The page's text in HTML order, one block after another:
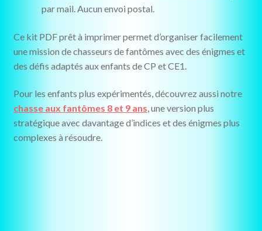
par mail. Aucun envoi postal.
Ce kit PDF prêt à imprimer permet d’organiser facilement
une mission de chasseurs de fantômes avec des énigmes et
des défis adaptés aux enfants de CP et CE1.
Pour les enfants plus expérimentés, découvrez aussi notre
chasse aux fantômes 8 et 9 ans, une version plus
stratégique avec davantage d’indices et des énigmes plus
complexes à résoudre.